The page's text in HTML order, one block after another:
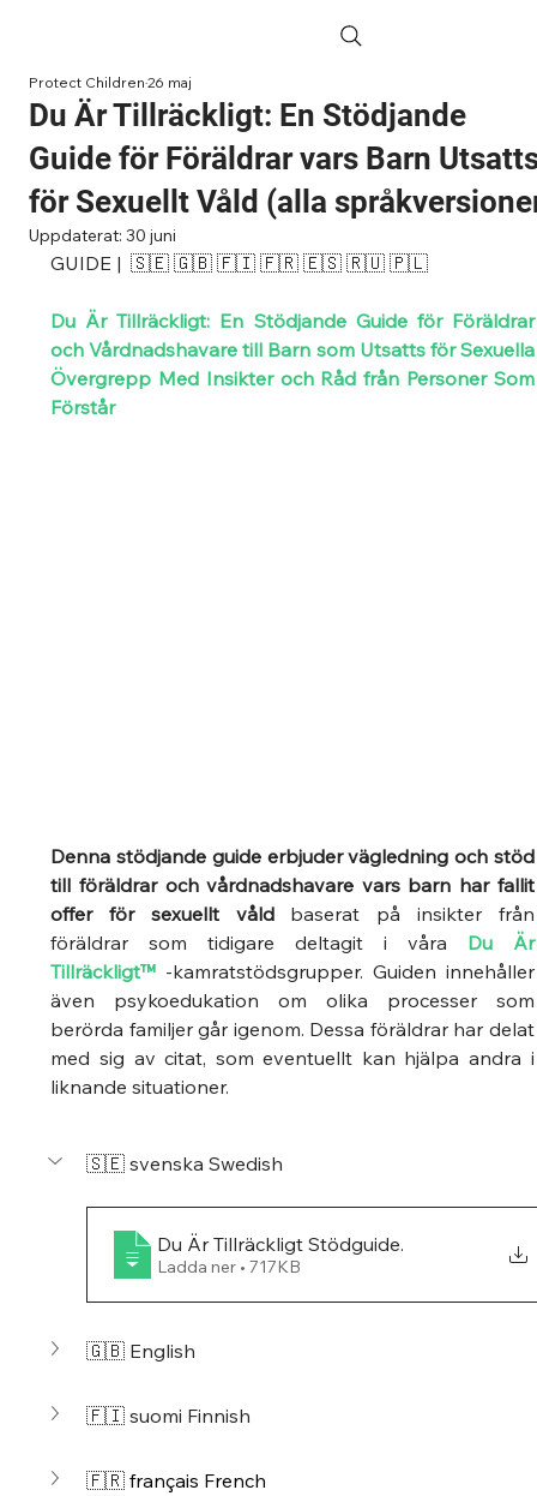
Du Är Tillräckligt: En Stödjande
Guide för Föräldrar vars Barn
för Sexuellt Våld (alla
Protect Children26 maj
Uppdaterat:30 juni
GUIDE | 🇸🇪 🇬🇧 🇫🇮 🇫🇷 🇪🇸 🇷🇺 🇵🇱
Du Är Tillräckligt: En Stödjande Guide för Föräldrar
och Vårdnadshavare till Barn som Utsatts för Sexuella
Övergrepp Med Insikter och Råd från Personer Som
Förstår
Denna stödjande guide erbjuder vägledning och stöd
till föräldrar och vårdnadshavare vars barn har fallit
offer för sexuellt våld baserat på insikter från
föräldrar som tidigare deltagit i våra Du Är
Tillräckligt™ -kamratstödsgrupper. Guiden innehåller
även psykoedukation om olika processer som
berörda familjer går igenom. Dessa föräldrar har delat
med sig av citat, som eventuellt kan hjälpa andra i
liknande situationer.
🇸🇪 svenska Swedish
Du Är Tillräckligt Stödguide.
Ladda ner • 717KB
🇬🇧 English
🇫🇮 suomi Finnish
🇫🇷 français French